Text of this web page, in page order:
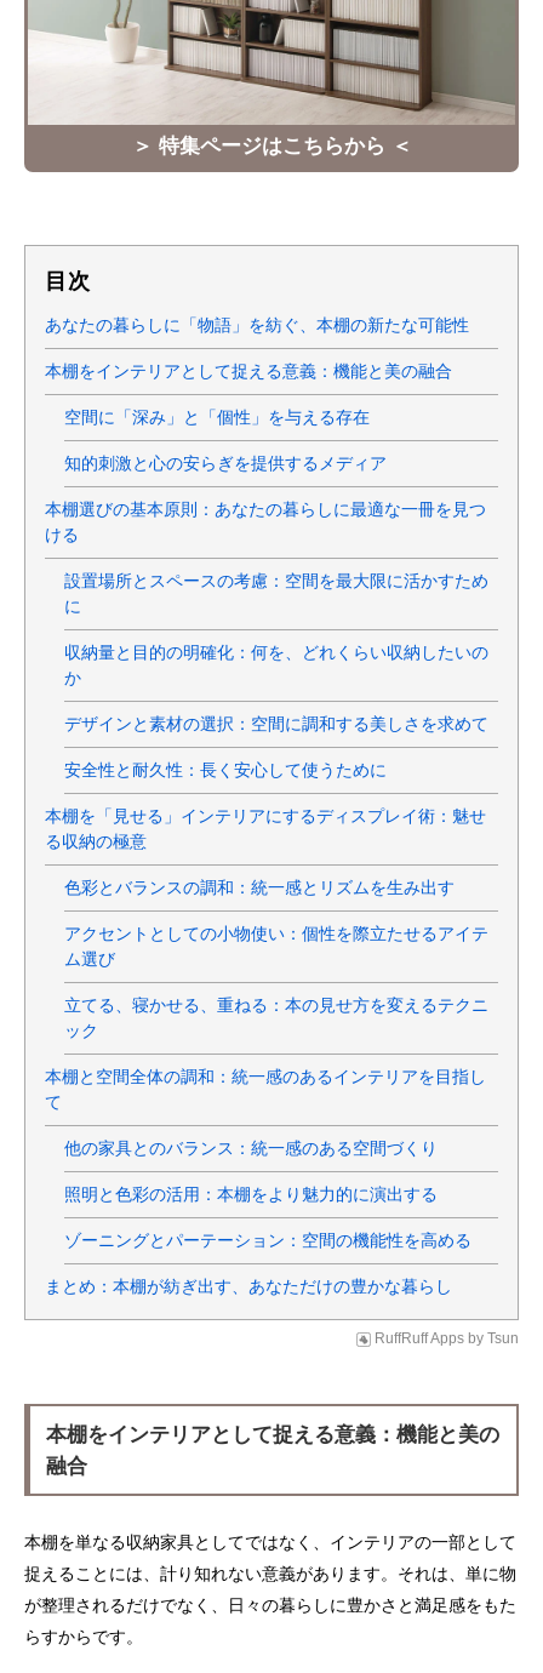
＞ 特集ページはこちらから ＜
目次
あなたの暮らしに「物語」を紡ぐ、本棚の新たな可能性
本棚をインテリアとして捉える意義：機能と美の融合
空間に「深み」と「個性」を与える存在
知的刺激と心の安らぎを提供するメディア
本棚選びの基本原則：あなたの暮らしに最適な一冊を見つ
ける
設置場所とスペースの考慮：空間を最大限に活かすため
に
収納量と目的の明確化：何を、どれくらい収納したいの
か
デザインと素材の選択：空間に調和する美しさを求めて
安全性と耐久性：長く安心して使うために
本棚を「見せる」インテリアにするディスプレイ術：魅せ
る収納の極意
色彩とバランスの調和：統一感とリズムを生み出す
アクセントとしての小物使い：個性を際立たせるアイテ
ム選び
立てる、寝かせる、重ねる：本の見せ方を変えるテクニ
ック
本棚と空間全体の調和：統一感のあるインテリアを目指し
て
他の家具とのバランス：統一感のある空間づくり
照明と色彩の活用：本棚をより魅力的に演出する
ゾーニングとパーテーション：空間の機能性を高める
まとめ：本棚が紡ぎ出す、あなただけの豊かな暮らし
RuffRuff Apps by Tsun
本棚をインテリアとして捉える意義：機能と美の
融合
本棚を単なる収納家具としてではなく、インテリアの一部として
捉えることには、計り知れない意義があります。それは、単に物
が整理されるだけでなく、日々の暮らしに豊かさと満足感をもた
らすからです。